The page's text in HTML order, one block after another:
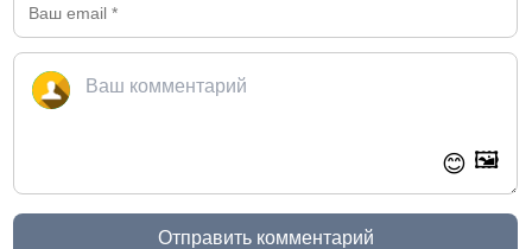
😊 🖼️
Отправить комментарий